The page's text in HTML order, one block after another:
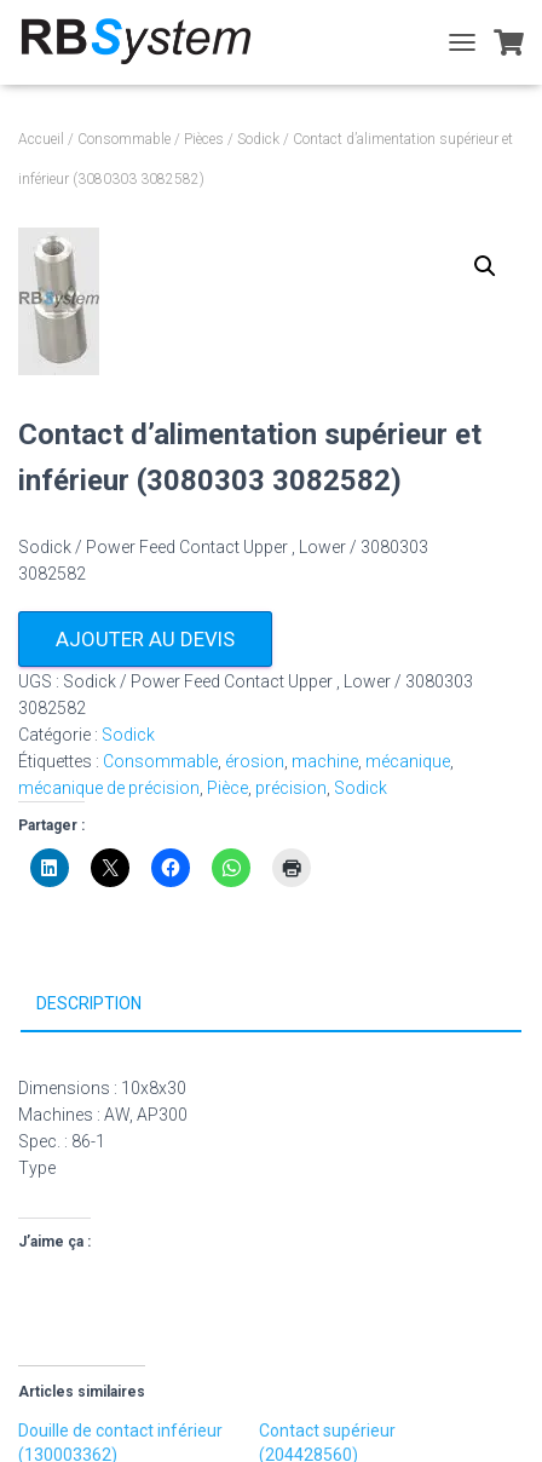
O
G
Accueil / Consommable / Pièces / Sodick / Contact d’alimentation supérieur et
inférieur (3080303 3082582)
Contact d’alimentation supérieur et
inférieur (3080303 3082582)
Sodick / Power Feed Contact Upper , Lower / 3080303
3082582
AJOUTER AU DEVIS
UGS : Sodick / Power Feed Contact Upper , Lower / 3080303
3082582
Catégorie : Sodick
Étiquettes : Consommable érosion machine mécanique
mécanique de précision Pièce précision Sodick
Partager :
DESCRIPTION
Dimensions : 10x8x30
Machines : AW, AP300
Spec. : 86-1
Type
J’aime ça :
Articles similaires
Douille de contact inférieur
(130003362)
Contact supérieur
(204428560)